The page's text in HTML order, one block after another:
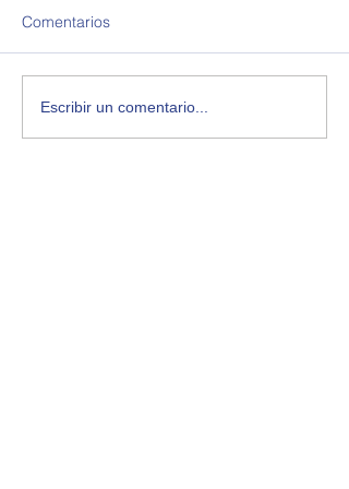
Comentarios
Escribir un comentario...